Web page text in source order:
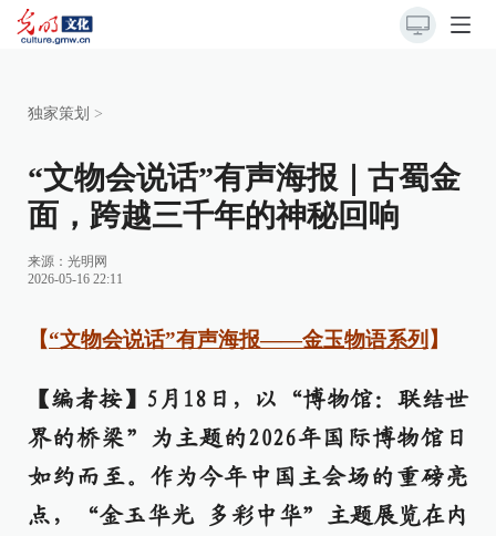
独家策划 >
“文物会说话”有声海报｜古蜀金
面，跨越三千年的神秘回响
来源： 光明网
2026-05-16 22:11
【“文物会说话”有声海报——金玉物语系列 】
【编者按】5月18日，以“博物馆：联结世
界的桥梁”为主题的2026年国际博物馆日
如约而至。作为今年中国主会场的重磅亮
点，“金玉华光 多彩中华”主题展览在内